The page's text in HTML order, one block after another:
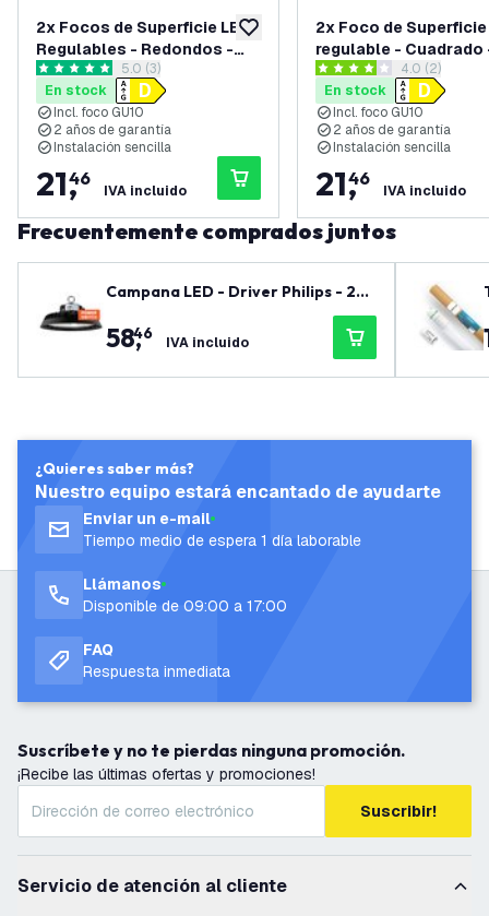
añadir a lista de deseos
2x Focos de Superficie LED
Regulables - Redondos -
Negros - 3W - 2700K -
Inclinables - IP20
abrir el panel de reseñas
5 estrellas de puntuación
5.0 (3)
En stock
Incl. foco GU10
2 años de garantía
Instalación sencilla
21,
46
IVA incluido
2x Foco de Superficie
regulable - Cuadrado
Blanco - 3W - 2700K -
Inclinable - IP20
abrir el
4 estrellas de puntuación
4.0 (2)
En stock
Incl. foco GU10
2 años de garantía
Instalación sencilla
21,
46
IVA incluido
Frecuentemente comprados juntos
Campana LED - Driver Philips - 20
0W / 180W / 160W - 90° - 185lm/W -
6500K - IP65 - Regulable - 5 años d
e garantía
58,
46 IVA incluido
¿Quieres saber más?
Nuestro equipo estará encantado de ayudarte
Enviar un e-mail
Tiempo medio de espera 1 día laborable
Llámanos
Disponible de 09:00 a 17:00
FAQ
Respuesta inmediata
Suscríbete y no te pierdas ninguna promoción.
¡Recibe las últimas ofertas y promociones!
Suscribir!
Servicio de atención al cliente